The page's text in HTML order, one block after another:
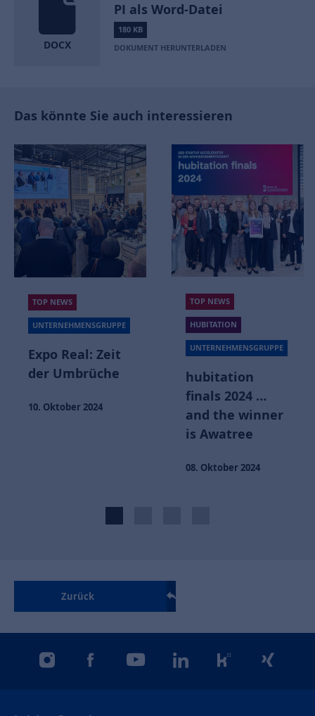
DOCX
PI als Word-Datei
180 KB
DOKUMENT HERUNTERLADEN
Das könnte Sie auch interessieren
TOP NEWS
UNTERNEHMENSGRUPPE
Expo Real: Zeit
der Umbrüche
10. Oktober 2024
TOP NEWS
HUBITATION
UNTERNEHMENSGRUPPE
hubitation
finals 2024 …
and the winner
is Awatree
08. Oktober 2024
Zurück
instagramfacebookyoutubelinkedinkununuxing